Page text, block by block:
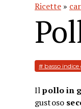
Ricette »
# basso
Ilpollo in
gustoso